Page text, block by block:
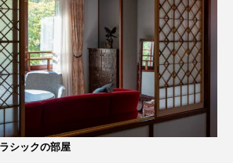
シックの部屋